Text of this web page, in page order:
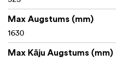
Max Augstums (mm)
1630
Max Kāju Augstums (mm)